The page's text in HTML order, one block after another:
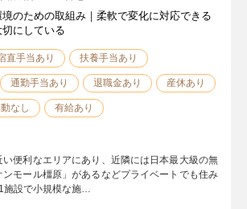
のための取組み｜柔軟で変化に対応できる
にしている
直手当あり 扶養手当あり
通勤手当あり 退職金あり 産休あり
なし 有給あり
い便利なエリアにあり、近隣には日本最大級の無
モール橿原」があるなどプライベートでも住み
施設で小規模な施…